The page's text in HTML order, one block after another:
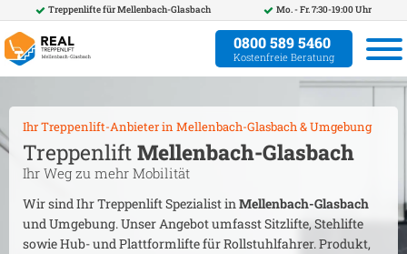
Treppenlifte fürMellenbach-Glasbach Mo. - Fr. 7:30-19:00 Uhr
0800 589 5460
Kostenfreie Beratung
Ihr Treppenlift-Anbieter in Mellenbach-Glasbach& Umgebung
Treppenlift Mellenbach-Glasbach
Ihr Weg zu mehr Mobilität
Wir sind Ihr Treppenlift Spezialist inMellenbach-Glasbach
und Umgebung. Unser Angebot umfasst Sitzlifte, Stehlifte
sowie Hub- und Plattformlifte für Rollstuhlfahrer. Produkt,